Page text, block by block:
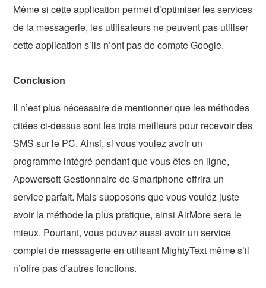
Même si cette application permet d’optimiser les services
de la messagerie, les utilisateurs ne peuvent pas utiliser
cette application s’ils n’ont pas de compte Google.
Conclusion
Il n’est plus nécessaire de mentionner que les méthodes
citées ci-dessus sont les trois meilleurs pour recevoir des
SMS sur le PC. Ainsi, si vous voulez avoir un
programme intégré pendant que vous êtes en ligne,
Apowersoft Gestionnaire de Smartphone offrira un
service parfait. Mais supposons que vous voulez juste
avoir la méthode la plus pratique, ainsi AirMore sera le
mieux. Pourtant, vous pouvez aussi avoir un service
complet de messagerie en utilisant MightyText même s’il
n’offre pas d’autres fonctions.